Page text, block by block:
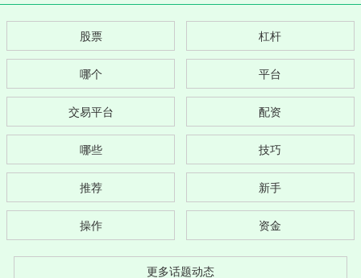
股票 杠杆
哪个 平台
交易平台 配资
哪些 技巧
推荐 新手
操作 资金
更多话题动态